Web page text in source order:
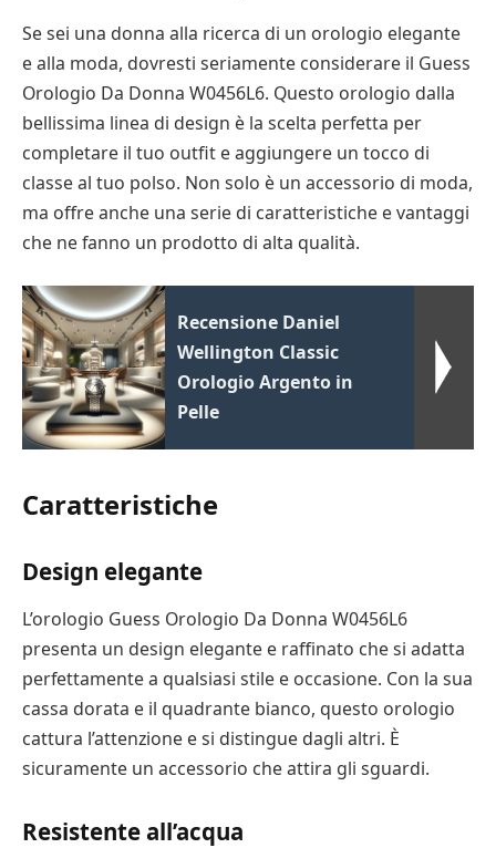
Se sei una donna alla ricerca di un orologio elegante
e alla moda, dovresti seriamente considerare il Guess
Orologio Da Donna W0456L6. Questo orologio dalla
bellissima linea di design è la scelta perfetta per
completare il tuo outfit e aggiungere un tocco di
classe al tuo polso. Non solo è un accessorio di moda,
ma offre anche una serie di caratteristiche e vantaggi
che ne fanno un prodotto di alta qualità.
Recensione Daniel
Wellington Classic
Orologio Argento in
Pelle
Caratteristiche
Design elegante
L’orologio Guess Orologio Da Donna W0456L6
presenta un design elegante e raffinato che si adatta
perfettamente a qualsiasi stile e occasione. Con la sua
cassa dorata e il quadrante bianco, questo orologio
cattura l’attenzione e si distingue dagli altri. È
sicuramente un accessorio che attira gli sguardi.
Resistente all’acqua